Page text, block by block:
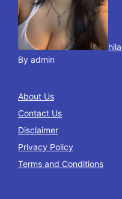
By admin
About Us
Contact Us
Disclaimer
Privacy Policy
Terms and Conditions